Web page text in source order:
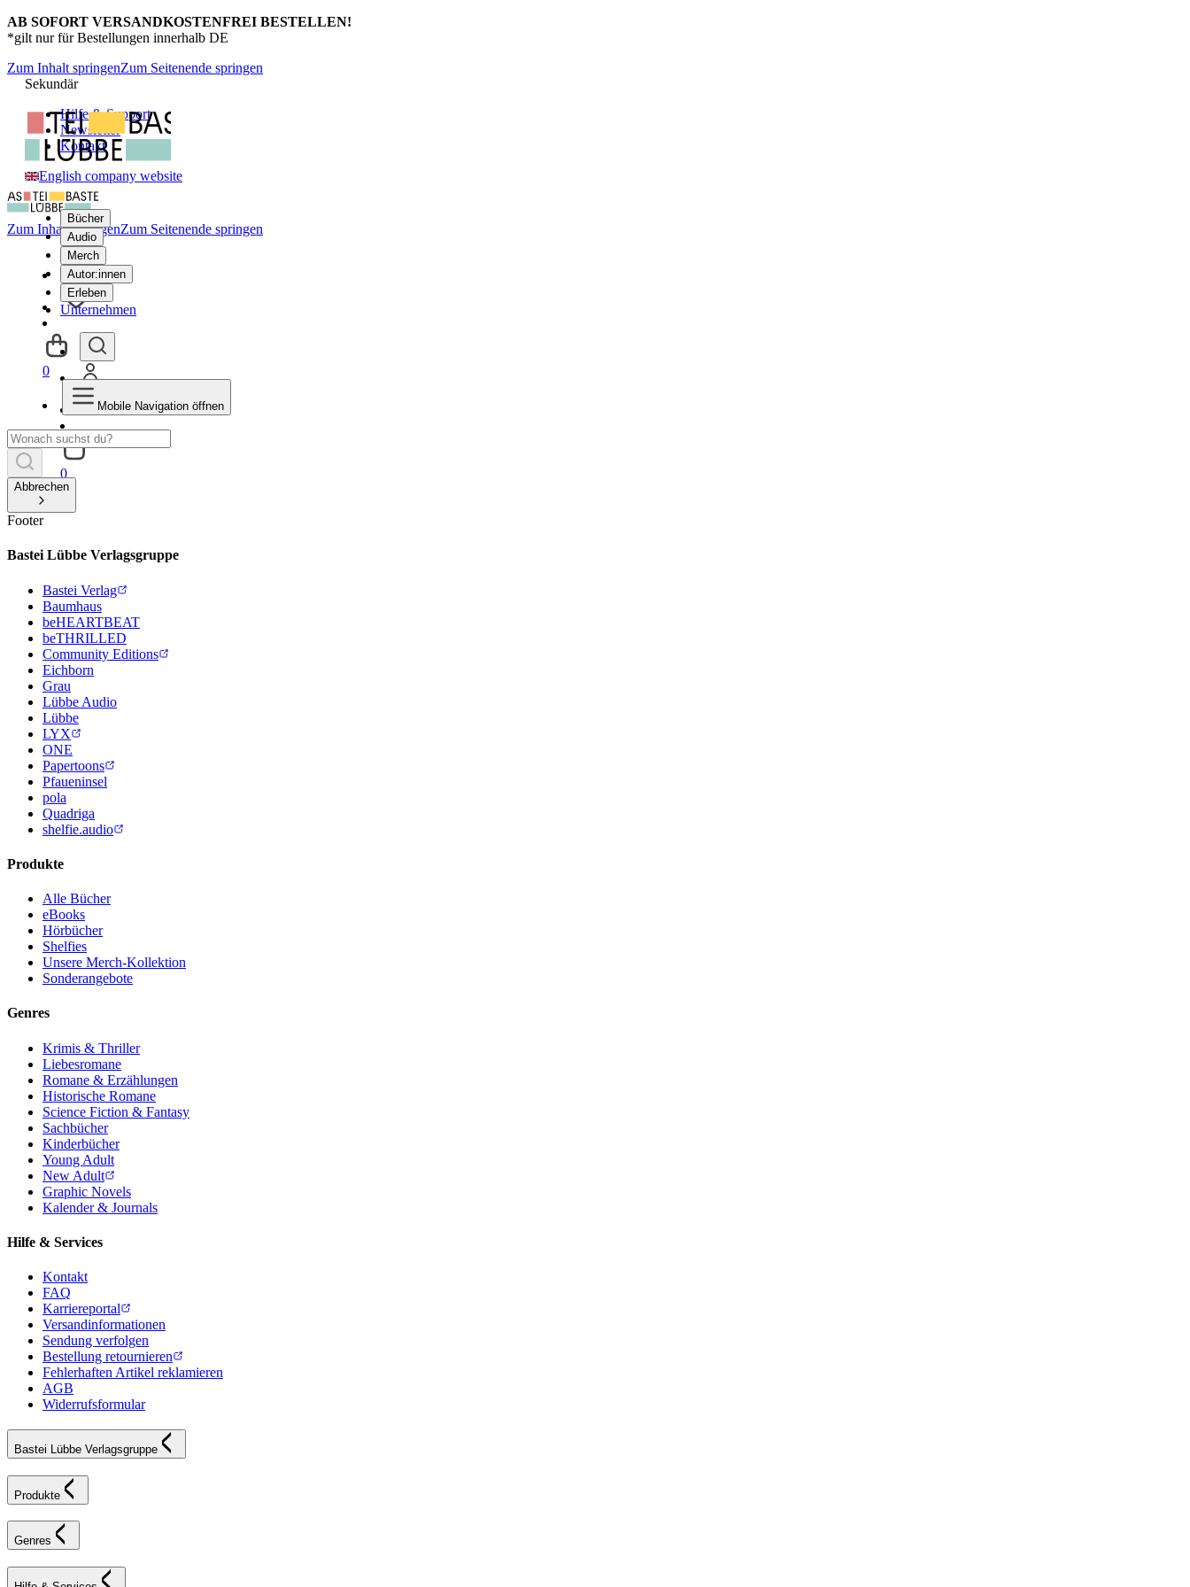
AB SOFORT VERSANDKOSTENFREI BESTELLEN!
*gilt nur für Bestellungen innerhalb DE
Zum Inhalt springenZum Seitenende springen
Sekundär
Hilfe & Support
Newsletter
Kontakt
English company website
Bücher
Audio
Merch
Autor:innen
Erleben
Unternehmen
0
Zum Inhalt springenZum Seitenende springen
0
Mobile Navigation öffnen
Abbrechen
Footer
Bastei Lübbe Verlagsgruppe
Bastei Verlag
Baumhaus
beHEARTBEAT
beTHRILLED
Community Editions
Eichborn
Grau
Lübbe Audio
Lübbe
LYX
ONE
Papertoons
Pfaueninsel
pola
Quadriga
shelfie.audio
Produkte
Alle Bücher
eBooks
Hörbücher
Shelfies
Unsere Merch-Kollektion
Sonderangebote
Genres
Krimis & Thriller
Liebesromane
Romane & Erzählungen
Historische Romane
Science Fiction & Fantasy
Sachbücher
Kinderbücher
Young Adult
New Adult
Graphic Novels
Kalender & Journals
Hilfe & Services
Kontakt
FAQ
Karriereportal
Versandinformationen
Sendung verfolgen
Bestellung retournieren
Fehlerhaften Artikel reklamieren
AGB
Widerrufsformular
Bastei Lübbe Verlagsgruppe
Produkte
Genres